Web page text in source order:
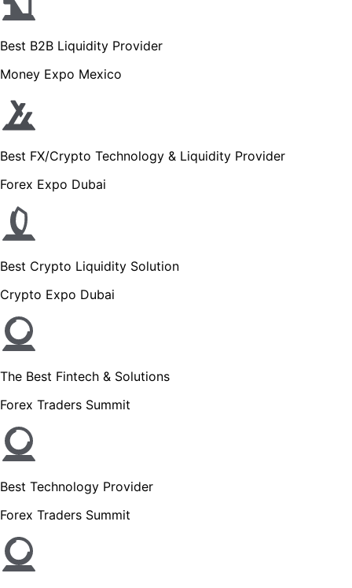
Best B2B Liquidity Provider
Money Expo Mexico
Best FX/Crypto Technology & Liquidity Provider
Forex Expo Dubai
Best Crypto Liquidity Solution
Crypto Expo Dubai
The Best Fintech & Solutions
Forex Traders Summit
Best Technology Provider
Forex Traders Summit